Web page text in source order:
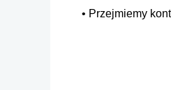
Przejmiemy